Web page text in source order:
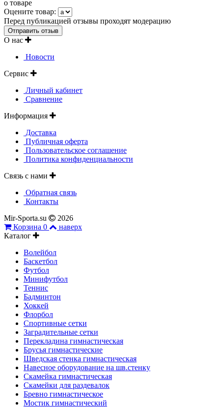
о товаре
Оцените товар:
Перед публикацией отзывы проходят модерацию
О нас
Новости
Сервис
Личный кабинет
Сравнение
Информация
Доставка
Публичная оферта
Пользовательское соглашение
Политика конфиденциальности
Связь с нами
Обратная связь
Контакты
Mir-Sporta.su
2026
Корзина 0
наверх
Каталог
Волейбол
Баскетбол
Футбол
Минифутбол
Теннис
Бадминтон
Хоккей
Флорбол
Спортивные сетки
Заградительные сетки
Перекладина гимнастическая
Брусья гимнастические
Шведская стенка гимнастическая
Навесное оборудование на шв.стенку
Скамейка гимнастическая
Скамейки для раздевалок
Бревно гимнастическое
Мостик гимнастический